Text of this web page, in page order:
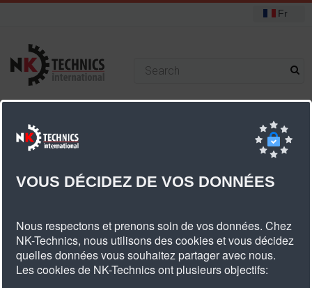
Fr
+31 (0) 314 393751
Courroies trapézoïdales Ferropan
Ferropan Type 20
VOUS DÉCIDEZ DE VOS DONNÉES
Nous respectons et prenons soin de vos données. Chez
NK-Technics, nous utilisons des cookies et vous décidez
quelles données vous souhaitez partager avec nous.
Les cookies de NK-Technics ont plusieurs objectifs: